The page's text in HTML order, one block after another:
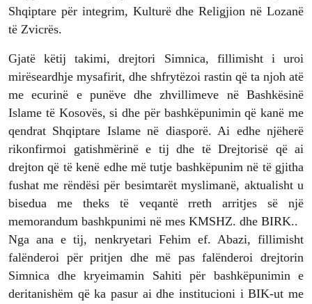
Shqiptare për integrim, Kulturë dhe Religjion në Lozanë
të Zvicrës.
Gjatë këtij takimi, drejtori Simnica, fillimisht i uroi
mirëseardhje mysafirit, dhe shfrytëzoi rastin që ta njoh atë
me ecurinë e punëve dhe zhvillimeve në Bashkësinë
Islame të Kosovës, si dhe për bashkëpunimin që kanë me
qendrat Shqiptare Islame në diasporë. Ai edhe njëherë
rikonfirmoi gatishmërinë e tij dhe të Drejtorisë që ai
drejton që të kenë edhe më tutje bashkëpunim në të gjitha
fushat me rëndësi për besimtarët myslimanë, aktualisht u
bisedua me theks të veqantë rreth arritjes së një
memorandum bashkpunimi në mes KMSHZ. dhe BIRK..
Nga ana e tij, nenkryetari Fehim ef. Abazi, fillimisht
falënderoi për pritjen dhe më pas falënderoi drejtorin
Simnica dhe kryeimamin Sahiti për bashkëpunimin e
deritanishëm që ka pasur ai dhe institucioni i BIK-ut me